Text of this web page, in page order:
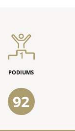
PODIUMS
92